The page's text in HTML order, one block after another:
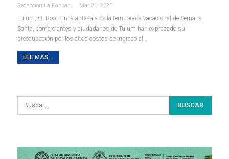
Redaccion La Pancarta De Quintana Roo Mar 21, 2025
Tulum, Q. Roo.- En la antesala de la temporada vacacional de Semana
Santa, comerciantes y ciudadanos de Tulum han expresado su
preocupación por los altos costos de ingreso al …
LEE MAS...